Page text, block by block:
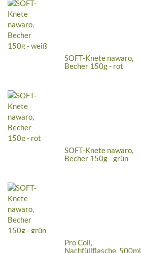
SOFT-Knete nawaro,
Becher 150g - rot
SOFT-Knete nawaro,
Becher 150g - grün
Pro Coll,
Nachfüllflasche, 500ml